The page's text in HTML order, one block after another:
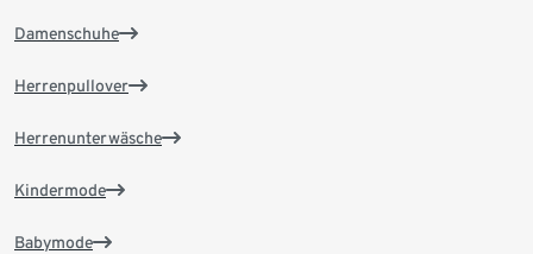
Damenschuhe
Herrenpullover
Herrenunterwäsche
Kindermode
Babymode